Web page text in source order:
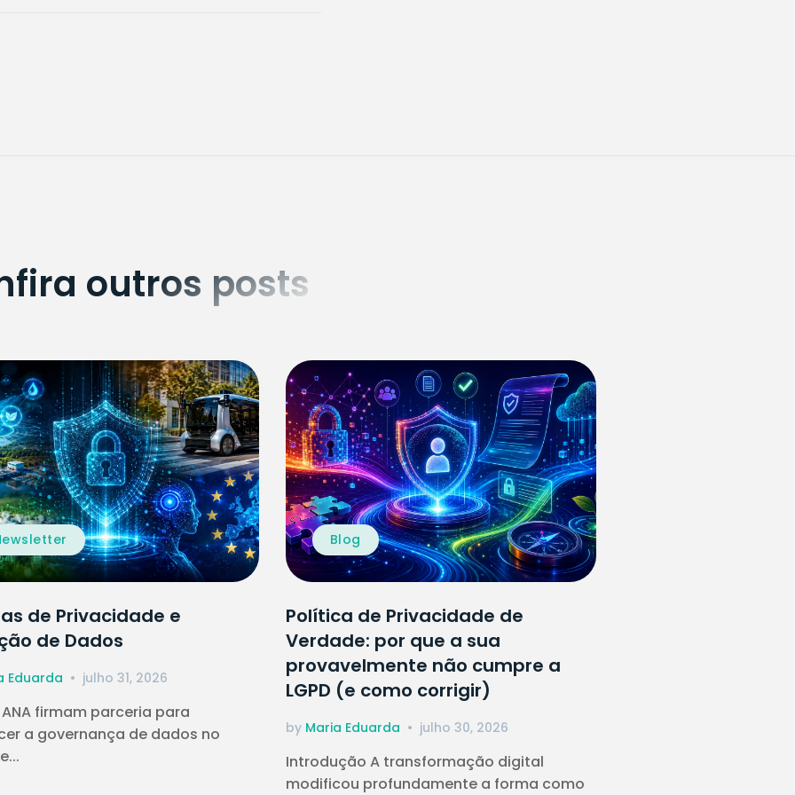
outros posts
de Privacidade e
de Dados
Eduarda julho 31, 2026
ANA firmam parceria para
a governança de dados no
Blog
Política de Privacidade de
Verdade: por que a sua
provavelmente não cumpre a
LGPD (e como corrigir)
by Maria Eduarda julho 30, 2026
Introdução A transformação digital
modificou profundamente a forma como